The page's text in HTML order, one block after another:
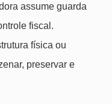
assume guarda
fiscal.
física ou
preservar e